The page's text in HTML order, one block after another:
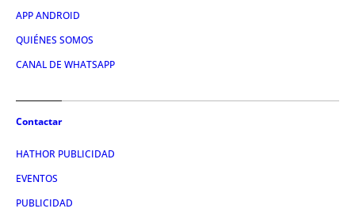
APP ANDROID
QUIÉNES SOMOS
CANAL DE WHATSAPP
Contactar
HATHOR PUBLICIDAD
EVENTOS
PUBLICIDAD